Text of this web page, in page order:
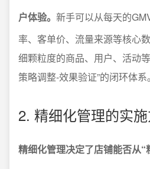
户体验。 新手可以从每天的
率、客单价、流量来源等核心
细颗粒度的商品、用户、活动
策略调整-效果验证”的闭环体系。
2. 精细化管理的实
精细化管理决定了店铺能否从“